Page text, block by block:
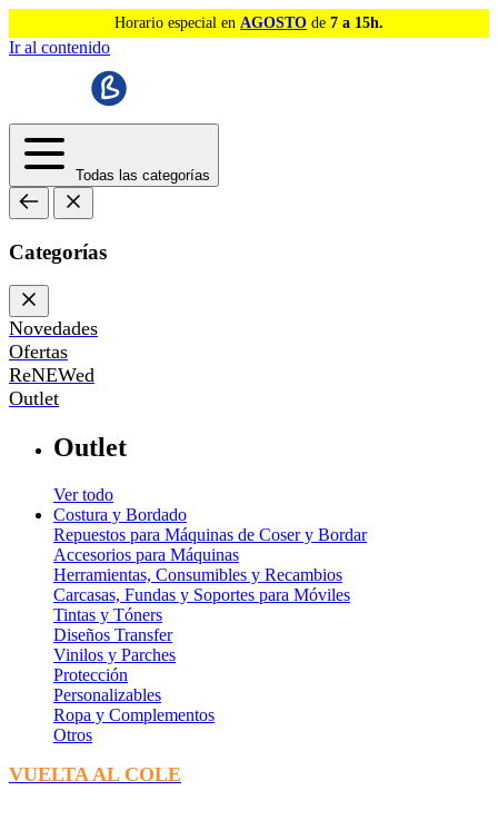
Horario especial en AGOSTO de 7 a 15h.
Ir al contenido
Todas las categorías
Categorías
Novedades
Ofertas
ReNEWed
Outlet
Outlet
Ver todo
Costura y Bordado
Repuestos para Máquinas de Coser y Bordar
Accesorios para Máquinas
Herramientas, Consumibles y Recambios
Carcasas, Fundas y Soportes para Móviles
Tintas y Tóners
Diseños Transfer
Vinilos y Parches
Protección
Personalizables
Ropa y Complementos
Otros
VUELTA AL COLE